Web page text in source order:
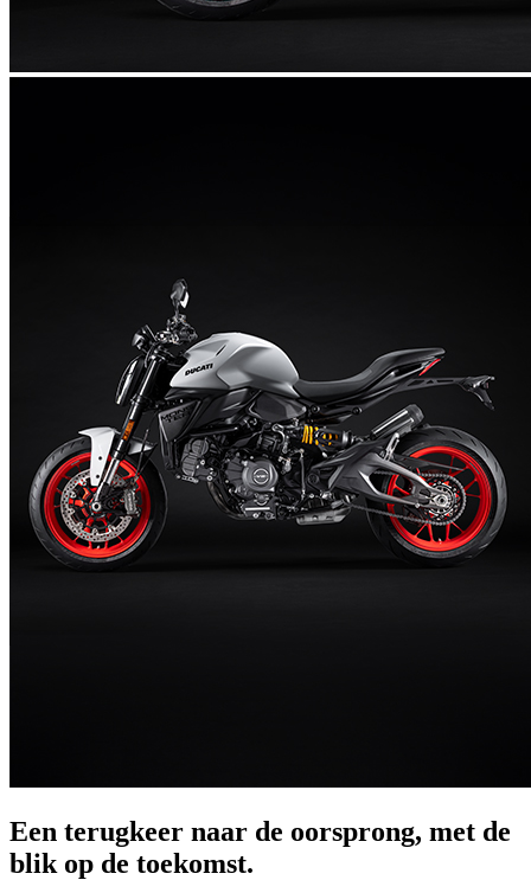
Een terugkeer naar de oorsprong, met de
blik op de toekomst.